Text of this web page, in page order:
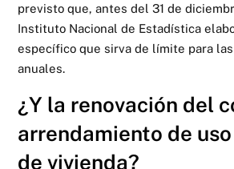
previsto que, antes del 31 de
Instituto Nacional de Estadística
específico que sirva de límite para
anuales.
¿Y la renovación del
arrendamiento de
de vivienda?